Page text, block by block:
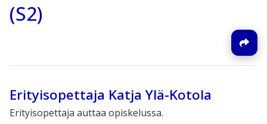
(S2)
Erityisopettaja Katja Ylä-Kotola
Erityisopettaja auttaa opiskelussa.